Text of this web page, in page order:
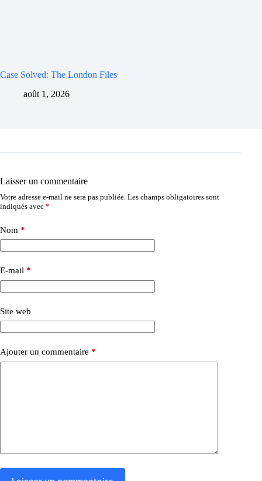
Case Solved: The London Files
août 1, 2026
Laisser un commentaire
Votre adresse e-mail ne sera pas publiée. Les champs obligatoires sont
indiqués avec *
Nom *
E-mail *
Site web
Ajouter un commentaire *